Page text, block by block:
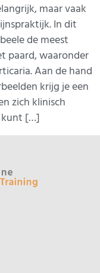
maar vaak
In dit
de meest
paard, waaronder
Aan de hand
krijg je een
zich klinisch
kunt […]